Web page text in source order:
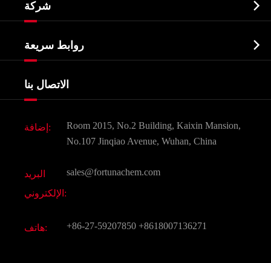
الصيدلانية وسيطة
البيوكيميائية
Agrochemicals و الوسطيات
مكونات مستحضرات التجميل
النكهات و عطور
الكيميائية CAS
جميع المواد الكيميائية غرامة
شركة 
شهادات و مصنع تظهر
شركة التاريخ
روابط سريعة 
الاتصال بنا
إضافة:
Room 2015, No.2 Building, Kaixin Mansion,
No.107 Jinqiao Avenue, Wuhan, China
البريد
الإلكتروني:
sales@fortunachem.com
هاتف: +86-27-59207850 +8618007136271